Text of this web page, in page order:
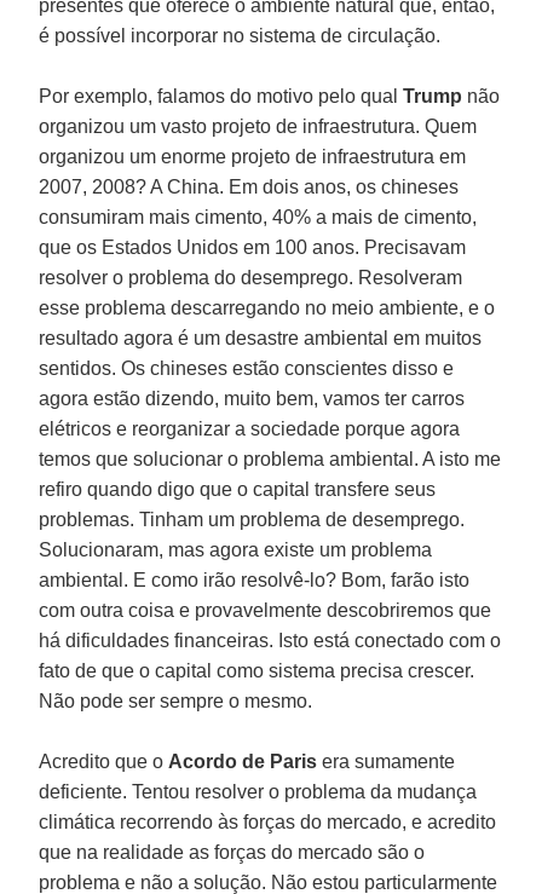
presentes que oferece o ambiente natural que, então,
é possível incorporar no sistema de circulação.
Por exemplo, falamos do motivo pelo qualTrump não
organizou um vasto projeto de infraestrutura. Quem
organizou um enorme projeto de infraestrutura em
2007, 2008? A China. Em dois anos, os chineses
consumiram mais cimento, 40% a mais de cimento,
que os Estados Unidos em 100 anos. Precisavam
resolver o problema do desemprego. Resolveram
esse problema descarregando no meio ambiente, e o
resultado agora é um desastre ambiental em muitos
sentidos. Os chineses estão conscientes disso e
agora estão dizendo, muito bem, vamos ter carros
elétricos e reorganizar a sociedade porque agora
temos que solucionar o problema ambiental. A isto me
refiro quando digo que o capital transfere seus
problemas. Tinham um problema de desemprego.
Solucionaram, mas agora existe um problema
ambiental. E como irão resolvê-lo? Bom, farão isto
com outra coisa e provavelmente descobriremos que
há dificuldades financeiras. Isto está conectado com o
fato de que o capital como sistema precisa crescer.
Não pode ser sempre o mesmo.
Acredito que o Acordo de Paris era sumamente
deficiente. Tentou resolver o problema da mudança
climática recorrendo às forças do mercado, e acredito
que na realidade as forças do mercado são o
problema e não a solução. Não estou particularmente